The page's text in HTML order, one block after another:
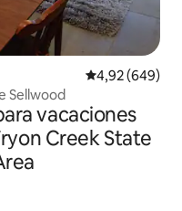
Calificación
4,92 (649)
Sellwood
vacaciones
Creek State